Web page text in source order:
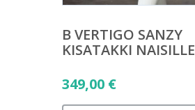
B VERTIGO SANZY
KISATAKKI NAISILLE
349,00 €